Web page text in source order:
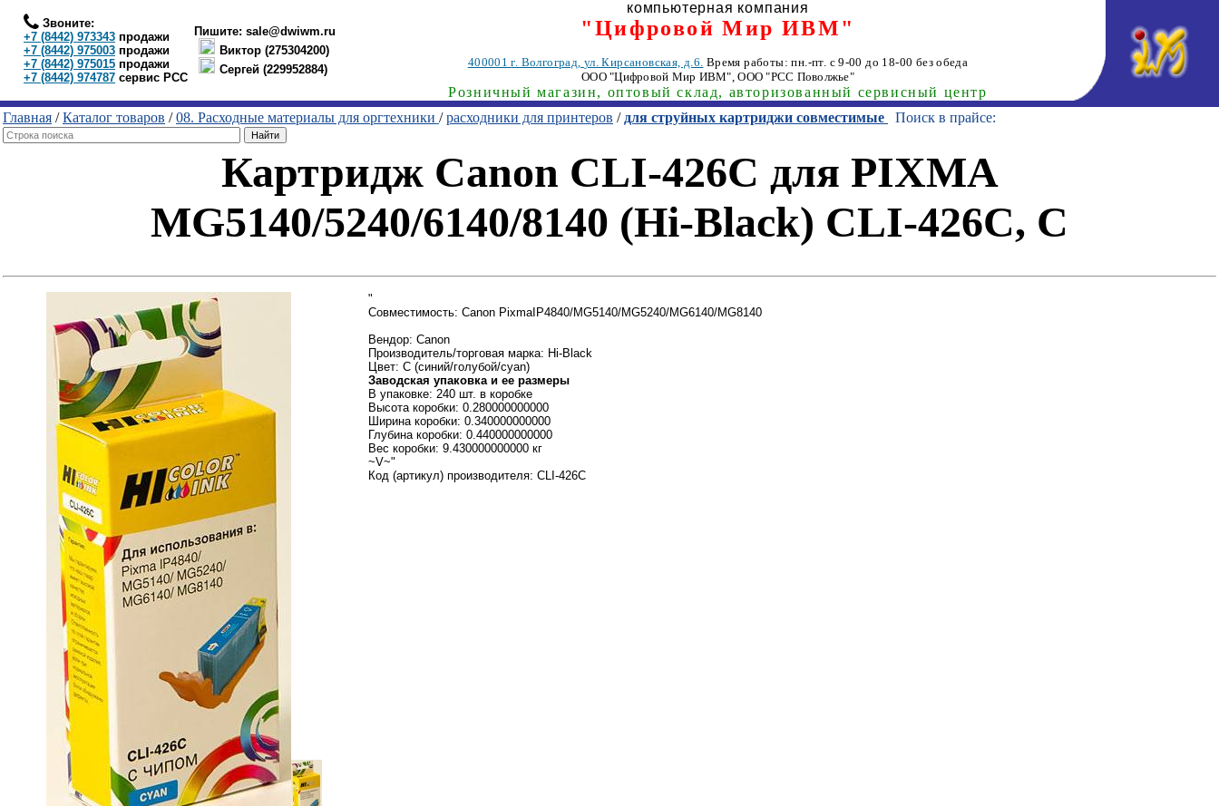
Звоните:
+7 (8442) 973343 продажи
+7 (8442) 975003 продажи
+7 (8442) 975015 продажи
+7 (8442) 974787 сервис РСС
Пишите: sale@dwiwm.ru
Виктор (275304200)
Сергей (229952884)
компьютерная компания
"Цифровой Мир ИВМ"
400001г. Волгоград, ул. Кирсановская, д.6. Время работы: пн.-пт. с 9-00 до 18-00 без обеда
ООО "Цифровой Мир ИВМ", ООО "РСС Поволжье"
Розничный магазин, оптовый склад, авторизованный сервисный центр
Главная /Каталог товаров /08. Расходные материалы для оргтехники /расходники для принтеров / для струйных картриджи совместимые Поиск в прайсе:
Картридж Canon CLI-426C для PIXMA
MG5140/5240/6140/8140 (Hi-Black) CLI-426C, C
"
Совместимость: Canon PixmaIP4840/MG5140/MG5240/MG6140/MG8140
Вендор: Canon
Производитель/торговая марка: Hi-Black
Цвет: C (синий/голубой/cyan)
Заводская упаковка и ее размеры
В упаковке: 240 шт. в коробке
Высота коробки: 0.280000000000
Ширина коробки: 0.340000000000
Глубина коробки: 0.440000000000
Вес коробки: 9.430000000000 кг
~V~"
Код (артикул) производителя: CLI-426C